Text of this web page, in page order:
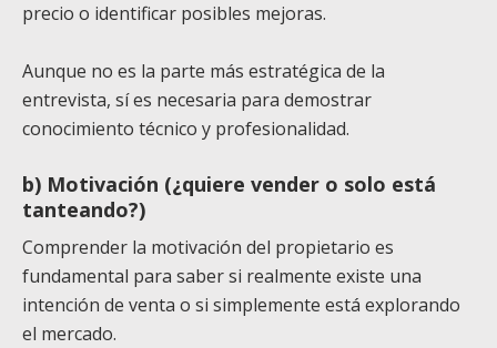
precio o identificar posibles mejoras.
Aunque no es la parte más estratégica de la
entrevista, sí es necesaria para demostrar
conocimiento técnico y profesionalidad.
b) Motivación (¿quiere vender o solo está
tanteando?)
Comprender la motivación del propietario es
fundamental para saber si realmente existe una
intención de venta o si simplemente está explorando
el mercado.